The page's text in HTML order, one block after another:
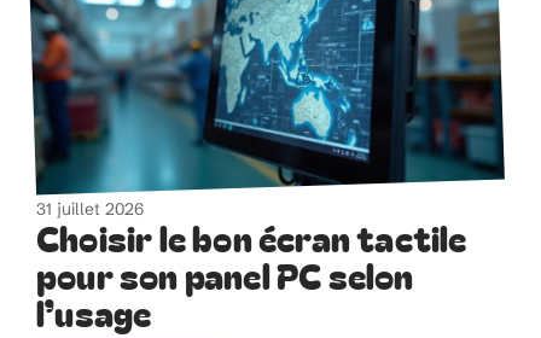
31 juillet 2026
Choisir le bon écran tactile
pour son panel PC selon
l’usage